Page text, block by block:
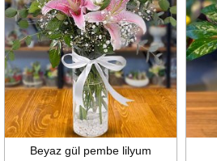
Beyaz gül pembe lilyum